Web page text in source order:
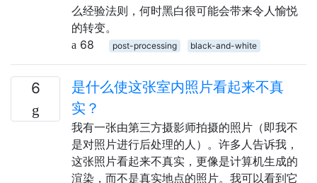
么经验法则，何时黑白很可能会带来令人愉悦
的转变。
68
post-processing black-and-white
6
是什么使这张室内照片看起来不真
实？
我有一张由第三方摄影师拍摄的照片（即我不
是对照片进行后处理的人）。许多人告诉我，
这张照片看起来不真实，更像是计算机生成的
渲染，而不是真实地点的照片。我可以看到它